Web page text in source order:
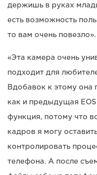
держишь в руках
есть возможность
то вам очень повезло».
«Эта камера очень
подходит для
Вдобавок к этому она
как и предыдущая
функция, потому что
кадров я могу
контролировать
телефона. А после